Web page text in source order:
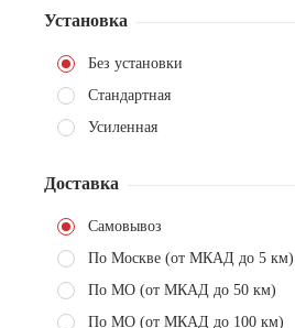
Установка
Без установки
Стандартная
Усиленная
Доставка
Самовывоз
По Москве (от МКАД до 5 км)
По МО (от МКАД до 50 км)
По МО (от МКАД до 100 км)